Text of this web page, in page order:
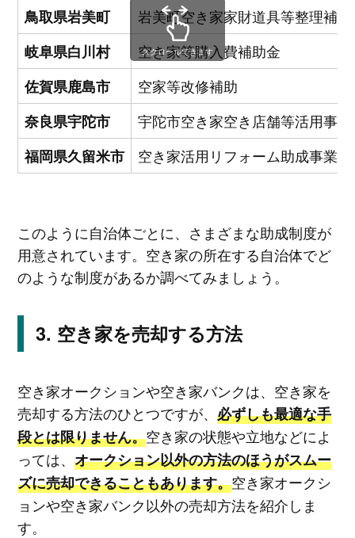
鳥取県岩美町
岩美町空き家家財道具等整理補
岐阜県白川村
空き家等購入費補助金
佐賀県鹿島市
空家等改修補助
奈良県宇陀市
宇陀市空き家空き店舗等活用事
福岡県久留米市
空き家活用リフォーム助成事業
スクロールできます
このように自治体ごとに、さまざまな助成制度が
用意されています。空き家の所在する自治体でど
のような制度があるか調べてみましょう。
空き家を売却する方法
空き家オークションや空き家バンクは、空き家を
売却する方法のひとつですが、 必ずしも最適な手
段とは限りません。空き家の状態や立地などによ
っては、 オークション以外の方法のほうがスムー
ズに売却できることもあります。空き家オークシ
ョンや空き家バンク以外の売却方法を紹介しま
す。